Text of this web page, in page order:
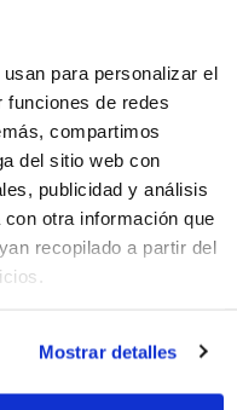
para personalizar el
funciones de redes
compartimos
del sitio web con
publicidad y análisis
otra información que
recopilado a partir del
Mostrar detalles
200 g aprox.
Rosa, unidad